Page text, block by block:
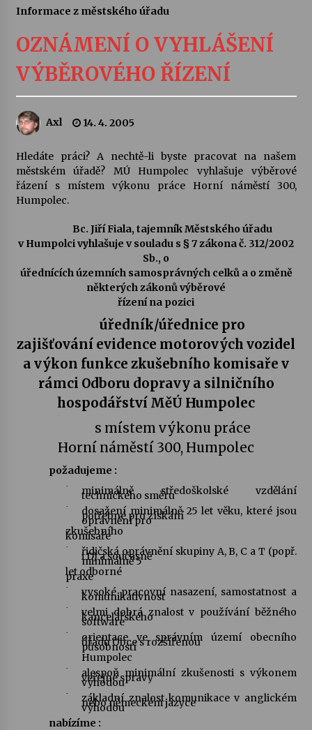
Sukuba Ensemble
Vernisáž výstavy Josefíny Duškové: Stávám se
kapkou
Veselí muzikanti
Pozvánka na integrační festival Quijotova
Letní koncerty ve Stromovce: Kolchoz a
28. 7. 2026
23. 7. 2026
Letní koncerty ve Stromovce: Rufus Miller
22. 7. 2026
Vysočinka
17. 7. 2026
Ozvěny prázdnin
14. 7. 2026
Za kulturou kousek za Humpolec. V Želivě ožije
13. 7. 2026
Varhanní recitál Michala Novenka v Klášteře
Želiv
3. 7. 2026
Petr Adamec – Malovaný svět
30. 6. 2026
Informace z městského úřadu
OZNÁMENÍ O VYHLÁŠENÍ
VÝBĚROVÉHO ŘÍZENÍ
Axl 14. 4. 2005
Hledáte práci? A nechtě-li byste pracovat na našem
městském úřadě? MÚ Humpolec vyhlašuje výběrové
řázení s místem výkonu práce Horní náměstí 300,
Humpolec.
Bc. Jiří Fiala, tajemník Městského úřadu
v Humpolci vyhlašuje v souladu s § 7 zákona č. 312/2002
Sb., o
úřednících územních samosprávných celků a o změně
některých zákonů výběrové
řízení na pozici
úředník/úřednice pro
zajišťování evidence motorových vozidel
a výkon funkce zkušebního komisaře v
rámci Odboru dopravy a silničního
hospodářství MěÚ Humpolec
s místem výkonu práce
Horní náměstí 300, Humpolec
požadujeme :
· minimálně středoškolské vzdělání
technického směru
· dosažení minimálně 25 let věku, které jsou
potřebné pro získání
oprávnění pro
zkušebního
komisaře
· řidičská oprávnění skupiny A, B, C a T (popř.
i D) a současně
minimálně 5
let odborné
praxe
· vysoké pracovní nasazení, samostatnost a
komunikativnost
· velmi dobrá znalost v používání běžného
kancelářského
software
· orientace ve správním území obecního
úřadu Obce s rozšířenou
působností
Humpolec
· alespoň minimální zkušenosti s výkonem
veřejné správy
výhodou
· základní znalost komunikace v anglickém
nebo německém jazyce
výhodou
nabízíme :